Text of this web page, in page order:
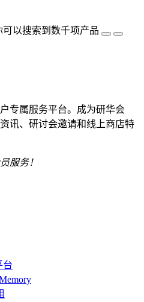
可以搜索到数千项产品
专属服务平台。成为研华会
讯、研讨会邀请和线上商店特
服务！
台